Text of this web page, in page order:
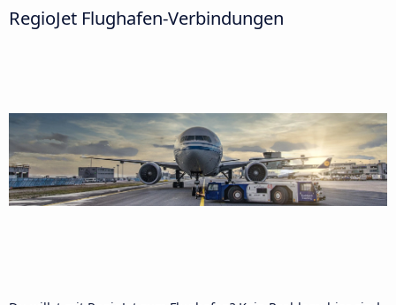
RegioJet Flughafen-Verbindungen